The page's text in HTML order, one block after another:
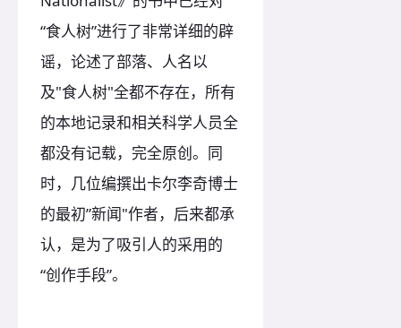
“食人树”进行了非常详细的辟
谣，论述了部落、人名以
及"食人树"全都不存在，所有
的本地记录和相关科学人员全
都没有记载，完全原创。同
时，几位编撰出卡尔李奇博士
的最初”新闻"作者，后来都承
认，是为了吸引人的采用的
“创作手段”。